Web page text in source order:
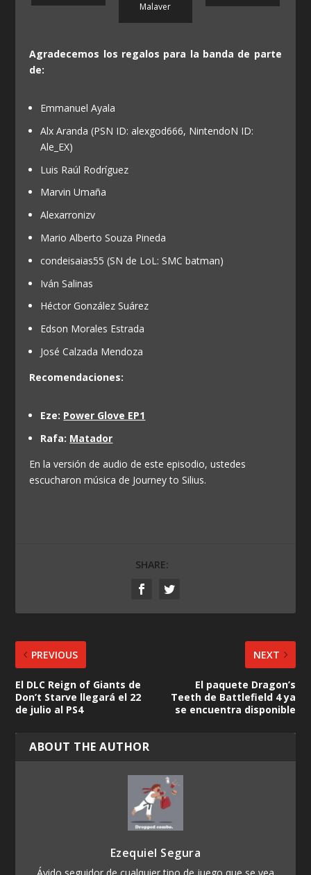
Malaver
Agradecemos los regalos para la banda de parte
de:
Emmanuel Ayala
Alx Aranda (PSN ID: alexgod666, NintendoN ID:
Ale_EX)
Luis Raúl Rodríguez
Marvin Umaña
Alexarronizv
Mario Alberto Souza Pineda
condeisaias55 (SN de LoL: SMC batman)
Iván Salinas
Héctor González Suárez
Edson Morales Estrada
José Calzada Mendoza
Recomendaciones:
Eze: Power Glove EP1
Rafa: Matador
En la versión de audio de este episodio, ustedes
escucharon música de Journey to Silius.
SHARE:
PREVIOUS
El DLC Reign of Giants de
Don’t Starve llegará el 22
de julio al PS4
NEXT
El paquete Dragon’s
Teeth de Battlefield 4 ya
se encuentra disponible
ABOUT THE AUTHOR
Ezequiel Segura